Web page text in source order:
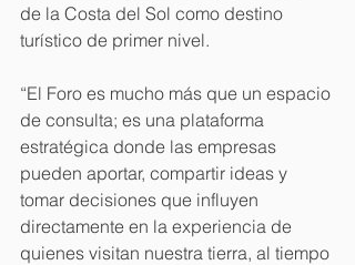
de la Costa del Sol como destino
turístico de primer nivel.
“El Foro es mucho más que un espacio
de consulta; es una plataforma
estratégica donde las empresas
pueden aportar, compartir ideas y
tomar decisiones que influyen
directamente en la experiencia de
quienes visitan nuestra tierra, al tiempo